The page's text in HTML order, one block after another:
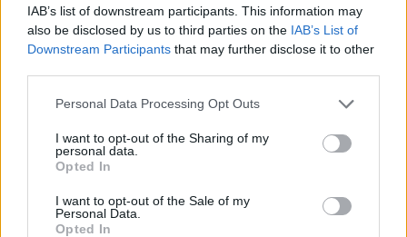
IAB’s list of downstream participants. This information may
also be disclosed by us to third parties on the IAB’s List of
Downstream Participants that may further disclose it to other
Personal Data Processing Opt Outs
I want to opt-out of the Sharing of my
personal data.
Opted In
I want to opt-out of the Sale of my
Personal Data.
Opted In
közül a GE papírjait a UBS vételről tartásra minősítette,
amit azzal magyarázott, hogy a társaság nagy
kihívásokkal szembesülhet az eredményesség
emelkedésének megtartását...
KEDVES OLVASÓNK!
A keresett cikk a portfolio.hu hírarchívumához
regisztrációhoz kötött.